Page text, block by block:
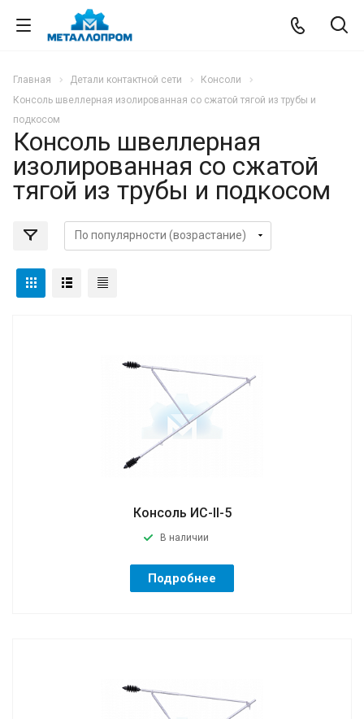
Главная Детали контактной сети
Консоли
Консоль швеллерная изолированная со сжатой тягой из трубы и
подкосом
Консоль швеллерная
изолированная со сжатой
тягой из трубы и подкосом
Консоль ИС-II-5
В наличии
Подробнее